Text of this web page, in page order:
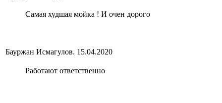
Самая худшая мойка ! И очен дорого
Бауржан Исмагулов. 15.04.2020
Работают ответственно